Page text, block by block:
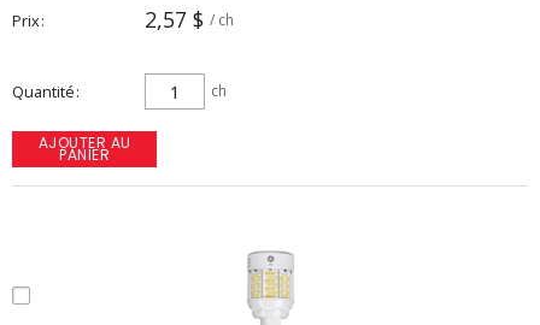
Prix 2,57 $ / ch
Quantité ch
AJOUTER AU
PANIER